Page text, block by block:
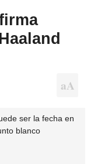
ser la fecha en
blanco